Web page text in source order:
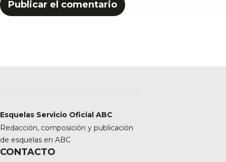
Esquelas Servicio Oficial ABC
Redacción, composición y publicación
de esquelas en ABC
CONTACTO